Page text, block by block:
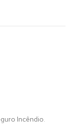
Incêndio.